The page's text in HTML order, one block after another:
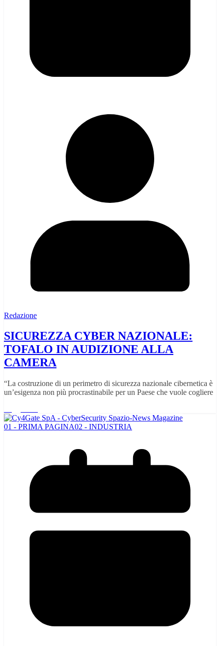
Redazione
SICUREZZA CYBER NAZIONALE:
TOFALO IN AUDIZIONE ALLA
CAMERA
“La costruzione di un perimetro di sicurezza nazionale cibernetica è
un’esigenza non più procrastinabile per un Paese che vuole cogliere
01 - PRIMA PAGINA02 - INDUSTRIA